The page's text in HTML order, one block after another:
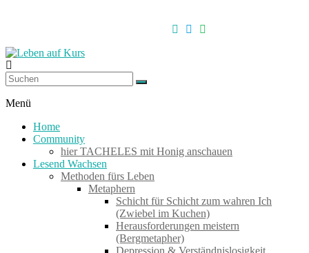
Leben
auf
Kurs
Werkzeuge
zum
Menü
Home
Community
hier TACHELES mit Honig anschauen
Lesend Wachsen
Methoden fürs Leben
Metaphern
Schicht für Schicht zum wahren Ich
(Zwiebel im Kuchen)
Herausforderungen meistern
(Bergmetapher)
Depression & Verständnislosigkeit